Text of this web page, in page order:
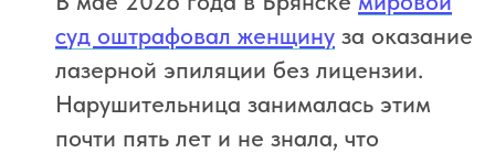
суд оштрафовал женщину за оказание
лазерной эпиляции без лицензии.
Нарушительница занималась этим
почти пять лет и не знала, что